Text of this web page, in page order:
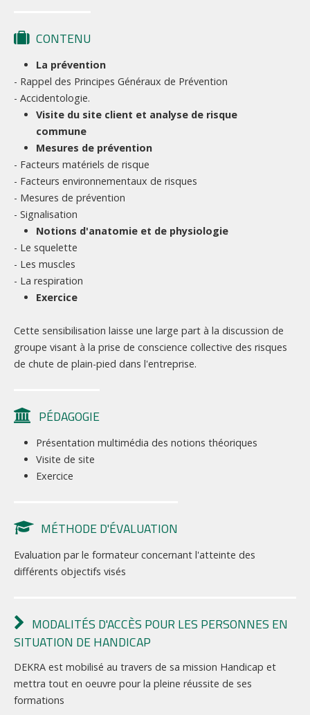
CONTENU
La prévention
- Rappel des Principes Généraux de Prévention
- Accidentologie.
Visite du site client et analyse de risque
commune
Mesures de prévention
- Facteurs matériels de risque
- Facteurs environnementaux de risques
- Mesures de prévention
- Signalisation
Notions d'anatomie et de physiologie
- Le squelette
- Les muscles
- La respiration
Exercice
Cette sensibilisation laisse une large part à la discussion de
groupe visant à la prise de conscience collective des risques
de chute de plain-pied dans l'entreprise.
PÉDAGOGIE
Présentation multimédia des notions théoriques
Visite de site
Exercice
MÉTHODE D'ÉVALUATION
Evaluation par le formateur concernant l'atteinte des
différents objectifs visés
MODALITÉS D'ACCÈS POUR LES PERSONNES EN
SITUATION DE HANDICAP
DEKRA est mobilisé au travers de sa mission Handicap et
mettra tout en oeuvre pour la pleine réussite de ses
formations